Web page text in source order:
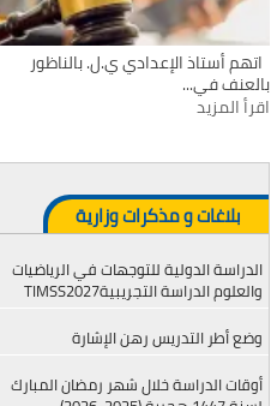
اتهم أستاذ الإعدادي ي.ل. بالناظور
بالعنف في...
اقرأ المزيد
بلاغات و مذكرات وزارية
الدراسة الدولية للتوجهات في الرياضيات
والعلوم الدراسة التجريبيةTIMSS2027
وضع أطر التدريس رهن الإشارة
أوقات الدراسة خلال شهر رمضان المبارك